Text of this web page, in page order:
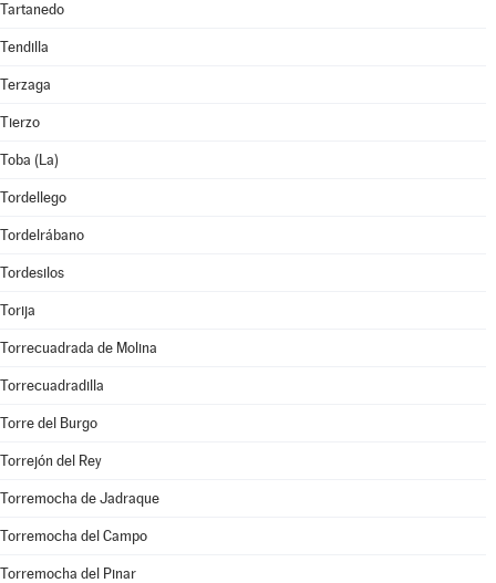
Tartanedo
Tendilla
Terzaga
Tierzo
Toba (La)
Tordellego
Tordelrábano
Tordesilos
Torija
Torrecuadrada de Molina
Torrecuadradilla
Torre del Burgo
Torrejón del Rey
Torremocha de Jadraque
Torremocha del Campo
Torremocha del Pinar